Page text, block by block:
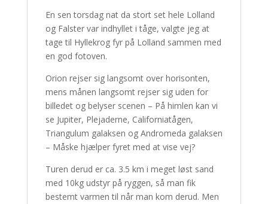
En sen torsdag nat da stort set hele Lolland
og Falster var indhyllet i tåge, valgte jeg at
tage til Hyllekrog fyr på Lolland sammen med
en god fotoven.
Orion rejser sig langsomt over horisonten,
mens månen langsomt rejser sig uden for
billedet og belyser scenen – På himlen kan vi
se Jupiter, Plejaderne, Californiatågen,
Triangulum galaksen og Andromeda galaksen
– Måske hjælper fyret med at vise vej?
Turen derud er ca. 3.5 km i meget løst sand
med 10kg udstyr på ryggen, så man fik
bestemt varmen til når man kom derud. Men